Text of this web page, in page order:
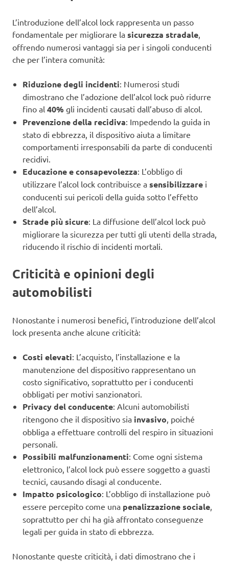
L’introduzione dell’alcol lock rappresenta un passo
fondamentale per migliorare la sicurezza stradale,
offrendo numerosi vantaggi sia per i singoli conducenti
che per l’intera comunità:
Riduzione degli incidenti: Numerosi studi
dimostrano che l’adozione dell’alcol lock può ridurre
fino al 40% gli incidenti causati dall’abuso di alcol.
Prevenzione della recidiva: Impedendo la guida in
stato di ebbrezza, il dispositivo aiuta a limitare
comportamenti irresponsabili da parte di conducenti
recidivi.
Educazione e consapevolezza: L’obbligo di
utilizzare l’alcol lock contribuisce a sensibilizzare i
conducenti sui pericoli della guida sotto l’effetto
dell’alcol.
Strade più sicure: La diffusione dell’alcol lock può
migliorare la sicurezza per tutti gli utenti della strada,
riducendo il rischio di incidenti mortali.
Criticità e opinioni degli
automobilisti
Nonostante i numerosi benefici, l’introduzione dell’alcol
lock presenta anche alcune criticità:
Costi elevati: L’acquisto, l’installazione e la
manutenzione del dispositivo rappresentano un
costo significativo, soprattutto per i conducenti
obbligati per motivi sanzionatori.
Privacy del conducente: Alcuni automobilisti
ritengono che il dispositivo sia invasivo, poiché
obbliga a effettuare controlli del respiro in situazioni
personali.
Possibili malfunzionamenti: Come ogni sistema
elettronico, l’alcol lock può essere soggetto a guasti
tecnici, causando disagi al conducente.
Impatto psicologico: L’obbligo di installazione può
essere percepito come una penalizzazione sociale,
soprattutto per chi ha già affrontato conseguenze
legali per guida in stato di ebbrezza.
Nonostante queste criticità, i dati dimostrano che i